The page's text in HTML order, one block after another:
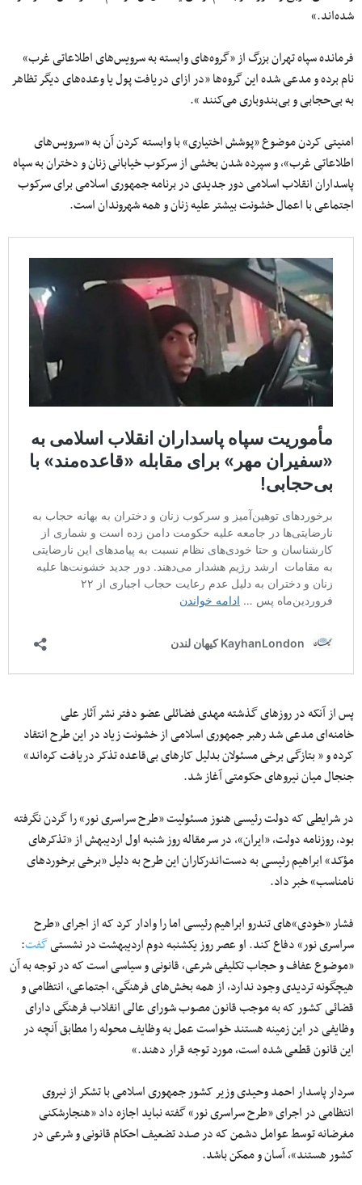
شده‌اند.»
فرمانده سپاه تهران بزرگ از «گروه‌های وابسته به سرویس‌های اطلاعاتی غرب»
نام برده و مدعی شده این گروه‌ها «در ازای دریافت پول یا وعده‌های دیگر تظاهر
به بی‌حجابی و بی‌بندوباری می‌کنند ».
امنیتی کردن موضوع «پوشش اختیاری» با وابسته کردن آن به «سرویس‌های
اطلاعاتی غرب»، و سپرده شدن بخشی از سرکوب خیابانی زنان و دختران به سپاه
پاسداران انقلاب اسلامی دور جدیدی در برنامه جمهوری اسلامی برای سرکوب
اجتماعی با اعمال خشونت بیشتر علیه زنان و همه شهروندان است.
پس از آنکه در روزهای گذشته مهدی فضائلی عضو دفتر نشر آثار علی
خامنه‌ای مدعی شد رهبر جمهوری اسلامی از خشونت زیاد در این طرح انتقاد
کرده و « بتازگی برخی مسئولان بدلیل کارهای بی‌قاعده تذکر دریافت کره‌اند»
جنجال میان نیروهای حکومتی آغاز شد.
در شرایطی که دولت رئیسی هنوز مسئولیت «طرح سراسری نور» را گردن نگرفته
بود، روزنامه دولت، «ایران»، در سرمقاله روز شنبه اول اردیبهش از «تذکرهای
مؤکد» ابراهیم رئیسی به دست‌اندرکاران این طرح به دلیل «برخی برخوردهای
نامناسب» خبر داد.
فشار «خودی»های تندرو ابراهیم رئیسی اما را وادار کرد که از اجرای «طرح
سراسری نور» دفاع کند. او عصر روز یکشنبه دوم اردیبهشت در نشستیگفت:
«موضوع عفاف و حجاب تکلیفی شرعی، قانونی و سیاسی است که در توجه به آن
هیچگونه تردیدی وجود ندارد، از همه بخش‌های فرهنگی، ‌اجتماعی، ‌انتظامی و
قضائی کشور که به موجب قانون مصوب شورای عالی انقلاب فرهنگی دارای
وظایفی در این زمینه هستند خواست عمل به وظایف محوله را مطابق آنچه در
این قانون قطعی شده است، مورد توجه قرار دهند.»
سردار پاسدار احمد وحیدی وزیر کشور جمهوری اسلامی با تشکر از نیروی‌
انتظامی در اجرای «طرح سراسری نور» گفته نباید اجازه داد «هنجارشکنی
مغرضانه توسط عوامل دشمن که در صدد تضعیف احکام قانونی و شرعی در
کشور هستند»، آسان و ممکن باشد.